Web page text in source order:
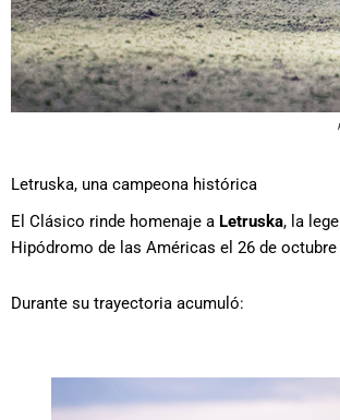
Letruska, una campeona histórica
El Clásico rinde homenaje a Letruska, la
Hipódromo de las Américas el 26 de
Durante su trayectoria acumuló: